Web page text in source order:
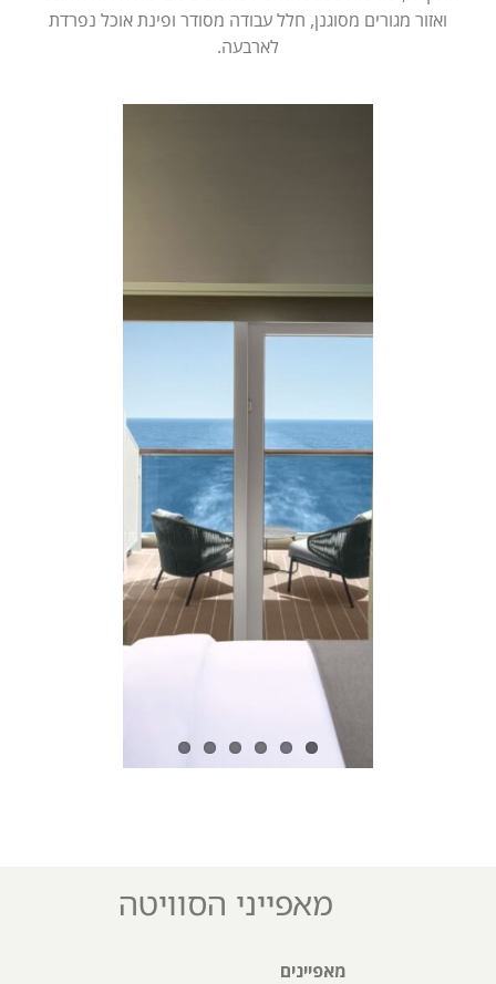
ואזור מגורים מסוגנן, חלל עבודה מסודר ופינת אוכל נפרדת
לארבעה.
מאפייני הסוויטה
מאפיינים